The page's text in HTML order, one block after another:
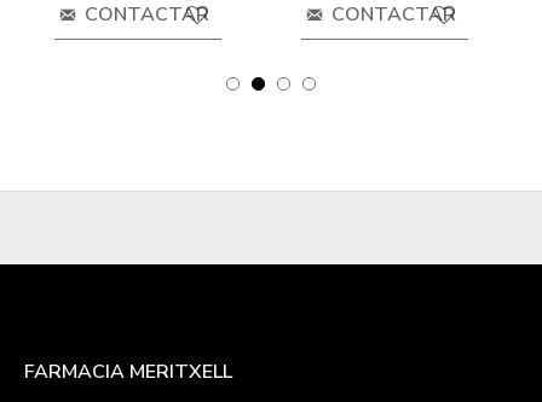
CONTACTAR CONTACTAR
FARMACIA MERITXELL